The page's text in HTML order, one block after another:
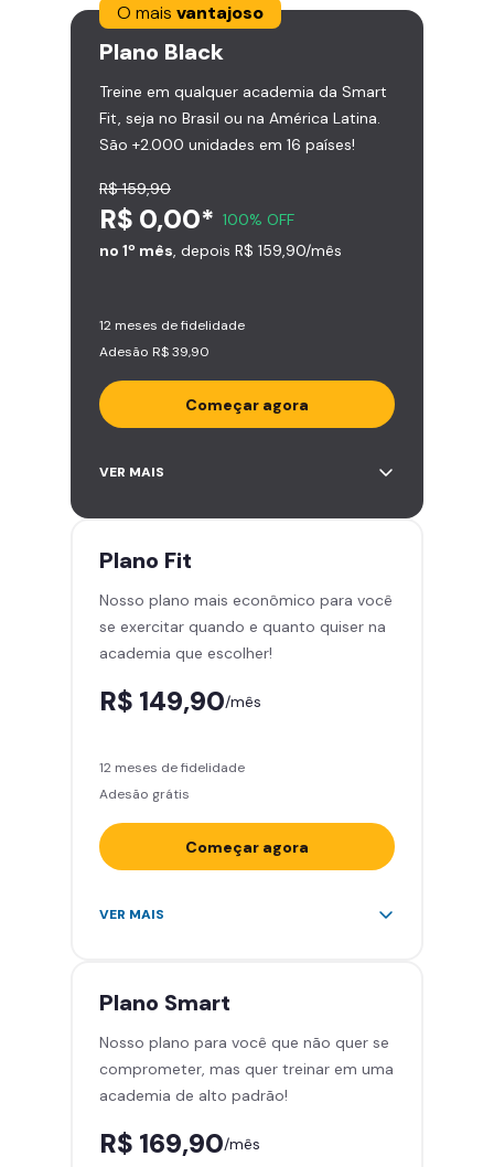
O mais vantajoso
Plano Black
Treine em qualquer academia da Smart
Fit, seja no Brasil ou na América Latina.
São +2.000 unidades em 16 países!
R$ 159,90
R$ 0,00* 100% OFF
no 1º mês, depois R$ 159,90/mês
12 meses de fidelidade
Adesão R$ 39,90
Começar agora
Acesso ilimitado a +2.000
Leve 5 amigos por mês para
Cadeira de massagem
Skeelo App (Audiobook)*
Área de musculação e aeróbicos
Smart Fit App
VER MAIS
Plano Fit
Nosso plano mais econômico para você
se exercitar quando e quanto quiser na
academia que escolher!
R$ 149,90/mês
12 meses de fidelidade
Adesão grátis
Começar agora
Acesso ilimitado a +2.000
Cadeira de massagem
Skeelo App (Audiobook)*
Área de musculação e aeróbicos
Smart Fit App
VER MAIS
Plano Smart
Nosso plano para você que não quer se
comprometer, mas quer treinar em uma
academia de alto padrão!
R$ 169,90/mês